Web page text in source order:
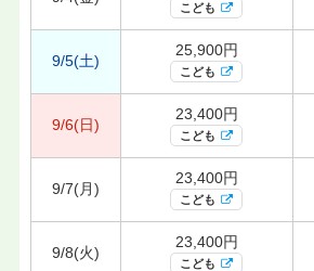
こども
9/5(土)
25,900円
こども
9/6(日)
23,400円
こども
9/7(月)
23,400円
こども
9/8(火)
23,400円
こども